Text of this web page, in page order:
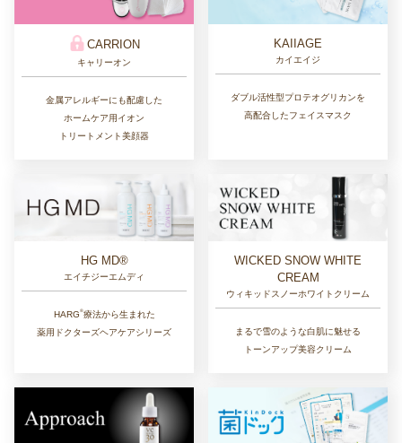
CARRION
キャリーオン
金属アレルギーにも配慮した
ホームケア用イオン
トリートメント美顔器
KAIIAGE
カイエイジ
ダブル活性型プロテオグリカンを
高配合したフェイスマスク
HG MD®
エイチジーエムディ
HARG®︎療法から生まれた
薬用ドクターズヘアケアシリーズ
WICKED SNOW WHITE
CREAM
ウィキッドスノーホワイトクリーム
まるで雪のような白肌に魅せる
トーンアップ美容クリーム